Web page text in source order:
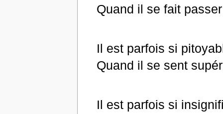
Quand il se fait
Il est parfois si
Quand il se sent
Il est parfois si